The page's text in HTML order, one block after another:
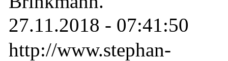
27.11.2018 - 07:41:50
http://www.stephan-